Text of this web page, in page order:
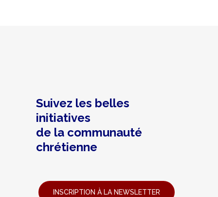
Suivez les belles
initiatives
de la communauté
chrétienne
INSCRIPTION À LA NEWSLETTER